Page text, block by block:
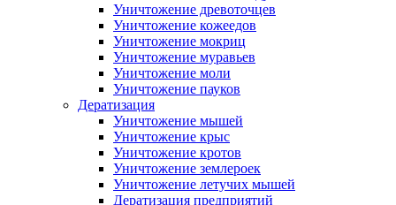
Уничтожение древоточцев
Уничтожение кожеедов
Уничтожение мокриц
Уничтожение муравьев
Уничтожение моли
Уничтожение пауков
Дератизация
Уничтожение мышей
Уничтожение крыс
Уничтожение кротов
Уничтожение землероек
Уничтожение летучих мышей
Дератизация предприятий